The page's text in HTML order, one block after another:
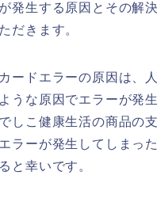
発生する原因とその解
だきます。
ードエラーの原因は、
うな原因でエラーが発生
しこ健康生活の商品の
ラーが発生してしまっ
と幸いです。